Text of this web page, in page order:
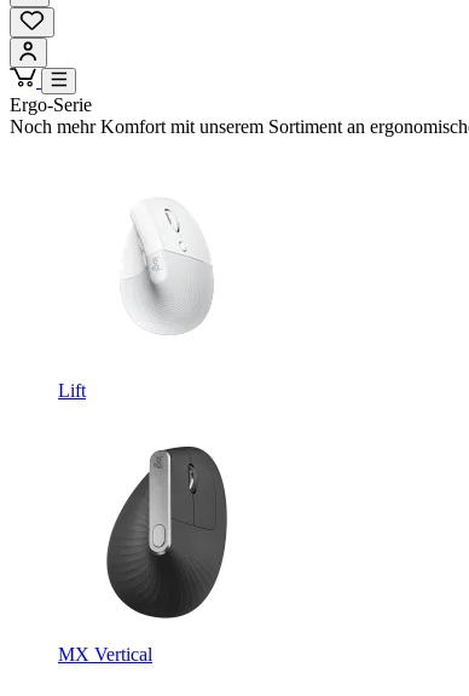
Ergo-Serie
Noch mehr Komfort mit unserem Sortiment an
Lift
MX Vertical